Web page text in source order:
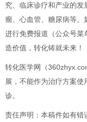
究、临床诊疗和产业的
瘤、心血管、糖尿病等。
进行免费报道（公众号菜
造价值，转化铸就未来！
转化医学网（
展，不能作为治疗方案
诊。
责任声明：本稿件如有错